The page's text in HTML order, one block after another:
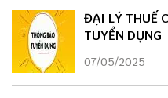
ĐẠI LÝ THUẾ
TUYỂN DỤNG
07/05/2025